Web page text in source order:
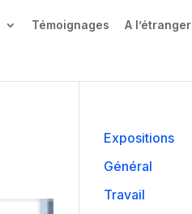
Témoignages A l’étranger
Expositions
Général
Travail